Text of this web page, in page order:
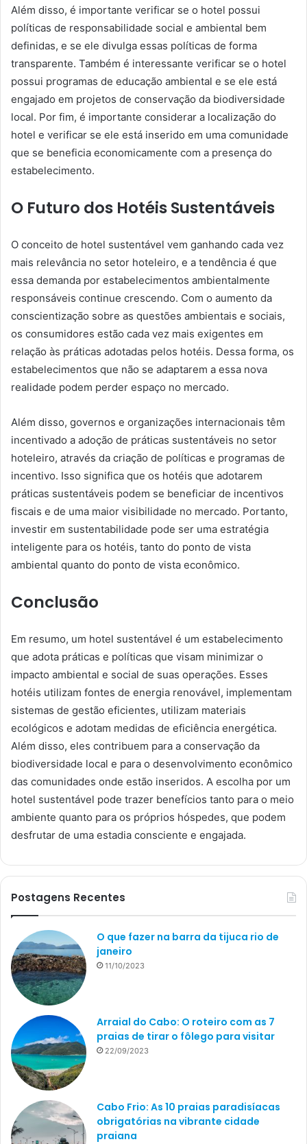
Além disso, é importante verificar se o hotel possui
políticas de responsabilidade social e ambiental bem
definidas, e se ele divulga essas políticas de forma
transparente. Também é interessante verificar se o hotel
possui programas de educação ambiental e se ele está
engajado em projetos de conservação da biodiversidade
local. Por fim, é importante considerar a localização do
hotel e verificar se ele está inserido em uma comunidade
que se beneficia economicamente com a presença do
estabelecimento.
O Futuro dos Hotéis Sustentáveis
O conceito de hotel sustentável vem ganhando cada vez
mais relevância no setor hoteleiro, e a tendência é que
essa demanda por estabelecimentos ambientalmente
responsáveis continue crescendo. Com o aumento da
conscientização sobre as questões ambientais e sociais,
os consumidores estão cada vez mais exigentes em
relação às práticas adotadas pelos hotéis. Dessa forma, os
estabelecimentos que não se adaptarem a essa nova
realidade podem perder espaço no mercado.
Além disso, governos e organizações internacionais têm
incentivado a adoção de práticas sustentáveis no setor
hoteleiro, através da criação de políticas e programas de
incentivo. Isso significa que os hotéis que adotarem
práticas sustentáveis podem se beneficiar de incentivos
fiscais e de uma maior visibilidade no mercado. Portanto,
investir em sustentabilidade pode ser uma estratégia
inteligente para os hotéis, tanto do ponto de vista
ambiental quanto do ponto de vista econômico.
Conclusão
Em resumo, um hotel sustentável é um estabelecimento
que adota práticas e políticas que visam minimizar o
impacto ambiental e social de suas operações. Esses
hotéis utilizam fontes de energia renovável, implementam
sistemas de gestão eficientes, utilizam materiais
ecológicos e adotam medidas de eficiência energética.
Além disso, eles contribuem para a conservação da
biodiversidade local e para o desenvolvimento econômico
das comunidades onde estão inseridos. A escolha por um
hotel sustentável pode trazer benefícios tanto para o meio
ambiente quanto para os próprios hóspedes, que podem
desfrutar de uma estadia consciente e engajada.
Postagens Recentes
O que fazer na barra da tijuca rio de
janeiro
11/10/2023
Arraial do Cabo: O roteiro com as 7
praias de tirar o fôlego para visitar
22/09/2023
Cabo Frio: As 10 praias paradisíacas
obrigatórias na vibrante cidade
praiana